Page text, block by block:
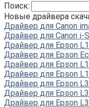
Поиск:
Новые драйвера
Драйвер для Canon
Драйвер для Canon i-
Драйвер для Epson
Драйвер для Epson
Драйвер для Epson
Драйвер для Epson
Драйвер для Epson
Драйвер для Epson
Драйвер для Epson